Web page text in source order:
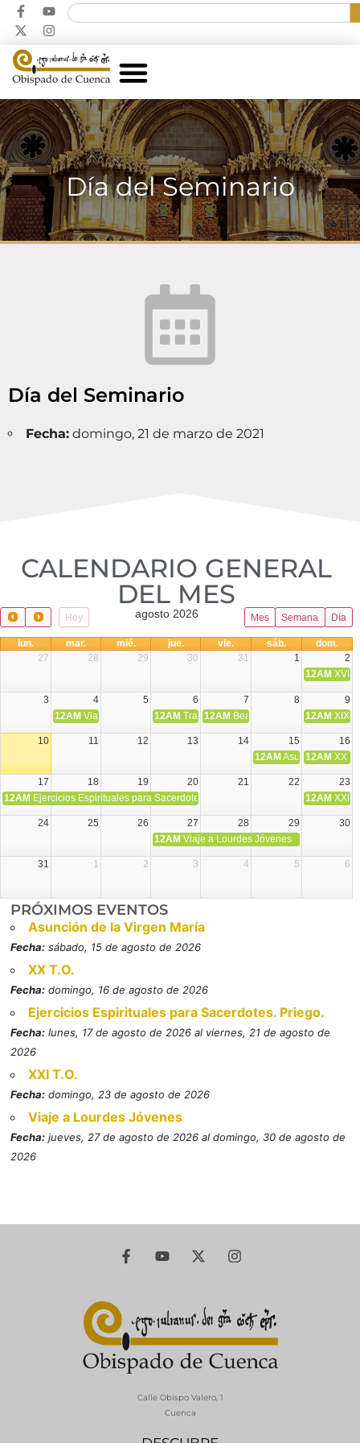
Día del Seminario
Día del Seminario
Fecha: domingo, 21 de marzo de 2021
CALENDARIO GENERAL
DEL MES​
Hoy Mes Semana Día
agosto 2026
lun. mar. mié. jue. vie. sáb.
dom.
27
28 29 30 31 1
2
12AM XVIII
3 4 5 6 7 8
9
12AM Viaje Diocesano a Japón.
12AM Transfiguración del Señor
12AM Beatos Cruz Laplana,
12AM XIX
10 11 12 13 14 15
16
12AM Asunción de la
12AM XX
17 18 19 20 21 22
23
12AM Ejercicios Espirituales para Sacerdotes. Priego. 12AM XXI
24 25 26 27 28 29
30
12AM Viaje a Lourdes Jóvenes
31 1 2 3 4 5 6
PRÓXIMOS EVENTOS
Asunción de la Virgen María
Fecha: sábado, 15 de agosto de 2026
XX T.O.
Fecha: domingo, 16 de agosto de 2026
Ejercicios Espirituales para Sacerdotes. Priego.
Fecha: lunes, 17 de agosto de 2026 al viernes, 21 de agosto de
2026
XXI T.O.
Fecha: domingo, 23 de agosto de 2026
Viaje a Lourdes Jóvenes
Fecha: jueves, 27 de agosto de 2026 al domingo, 30 de agosto de
2026
Calle Obispo Valero, 1
Cuenca